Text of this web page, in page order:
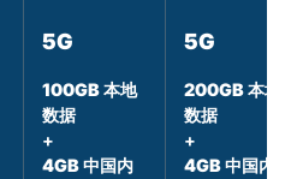
5G
100GB 本地
数据
+
4GB 中国内
5G
200GB 本地
数据
+
4GB 中国内